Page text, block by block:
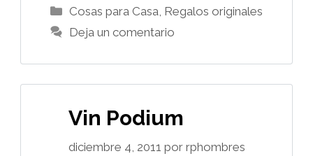
Categorías
Cosas para Casa Regalos originales
Deja un comentario
Vin Podium
diciembre 4, 2011 por rphombres